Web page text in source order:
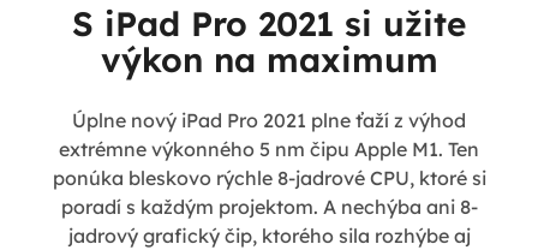
S iPad Pro 2021 si užite
výkon na maximum
Úplne nový iPad Pro 2021 plne ťaží z výhod
extrémne výkonného 5 nm čipu Apple M1. Ten
ponúka bleskovo rýchle 8-jadrové CPU, ktoré si
poradí s každým projektom. A nechýba ani 8-
jadrový grafický čip, ktorého sila rozhýbe aj